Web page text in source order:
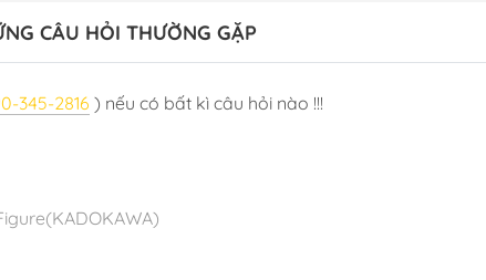
CÂU HỎI THƯỜNG GẶP
345-2816 ) nếu có bất kì câu hỏi nào !!!